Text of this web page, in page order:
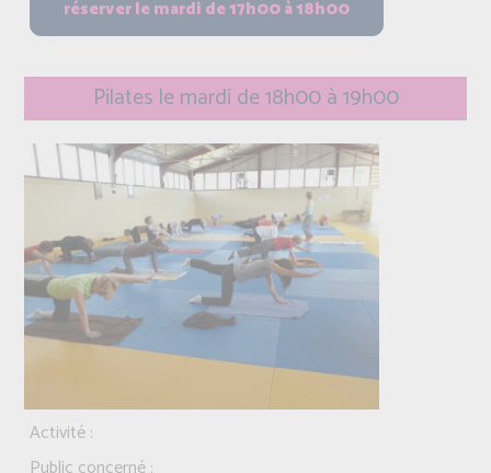
Pilates le mardi de 18h00 à 19h00
Activité :